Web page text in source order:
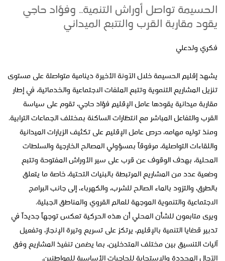
الحسيمة تواصل أوراش التنمية.. وفؤاد حاجي
يقود مقاربة القرب والتتبع الميداني
فكري ولدعلي
يشهد إقليم الحسيمة خلال الآونة الأخيرة دينامية متواصلة على مستوى
تنزيل المشاريع التنموية وتتبع الملفات الاجتماعية والخدماتية، في إطار
مقاربة ميدانية يقودها عامل الإقليم فؤاد حاجي، تقوم على سياسة
القرب والتفاعل المباشر مع انتظارات الساكنة بمختلف الجماعات الترابية.
ومنذ توليه مهامه، حرص عامل الإقليم على تكثيف الزيارات الميدانية
واللقاءات التواصلية، مرفوقاً بمسؤولي المصالح الخارجية والسلطات
المحلية، بهدف الوقوف عن قرب على سير الأوراش المفتوحة وتتبع
وضعية عدد من المشاريع المرتبطة بالبنيات التحتية، خاصة ما يتعلق
بالطرق، والتزود بالماء الصالح للشرب، والكهرباء، إلى جانب البرامج
الاجتماعية والتنموية الموجهة للعالم القروي والمناطق الجبلية.
ويرى متابعون للشأن المحلي أن هذه الحركية تعكس توجهاً جديداً في
تدبير قضايا التنمية بالإقليم، يرتكز على تسريع وتيرة الإنجاز، وتفعيل
آليات التنسيق بين مختلف المتدخلين، بما يضمن تنفيذ المشاريع وفق